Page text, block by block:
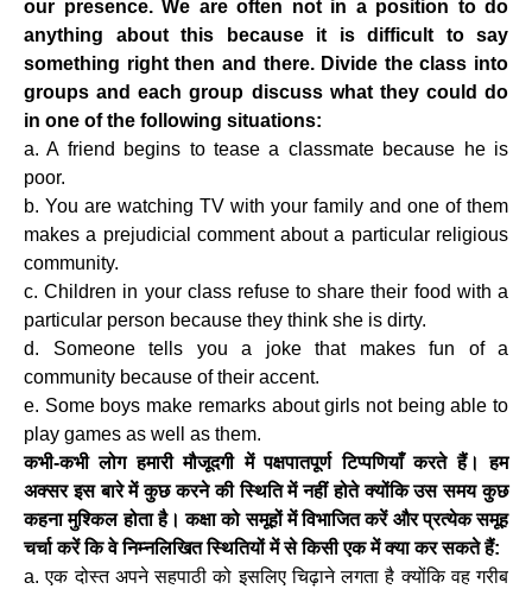
our presence. We are often not in a position to do
anything about this because it is difficult to say
something right then and there. Divide the class into
groups and each group discuss what they could do
in one of the following situations:
a. A friend begins to tease a classmate because he is
poor.
b. You are watching TV with your family and one of them
makes a prejudicial comment about a particular religious
community.
c. Children in your class refuse to share their food with a
particular person because they think she is dirty.
d. Someone tells you a joke that makes fun of a
community because of their accent.
e. Some boys make remarks about girls not being able to
play games as well as them.
कभी-कभी लोग हमारी मौजूदगी में पक्षपातपूर्ण टिप्पणियाँ करते हैं। हम
अक्सर इस बारे में कुछ करने की स्थिति में नहीं होते क्योंकि उस समय कुछ
कहना मुश्किल होता है। कक्षा को समूहों में विभाजित करें और प्रत्येक समूह
चर्चा करें कि वे निम्नलिखित स्थितियों में से किसी एक में क्या कर सकते हैं:
a. एक दोस्त अपने सहपाठी को इसलिए चिढ़ाने लगता है क्योंकि वह गरीब